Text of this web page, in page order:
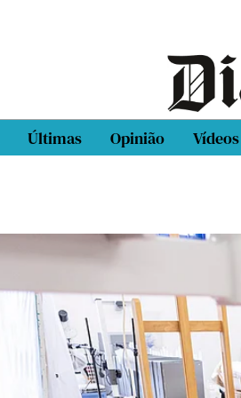
Últimas Opinião Vídeos